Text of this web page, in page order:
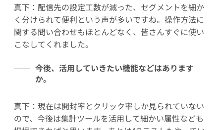
真下：配信先の設定工数が減った、セグメントを細か
く分けられて便利という声が多いですね。操作方法に
関する問い合わせもほとんどなく、皆さんすぐに使い
こなしてくれました。
今後、活用していきたい機能などはあります
か。
真下：現在は開封率とクリック率しか見られていない
ので、今後は集計ツールを活用して細かい属性なども